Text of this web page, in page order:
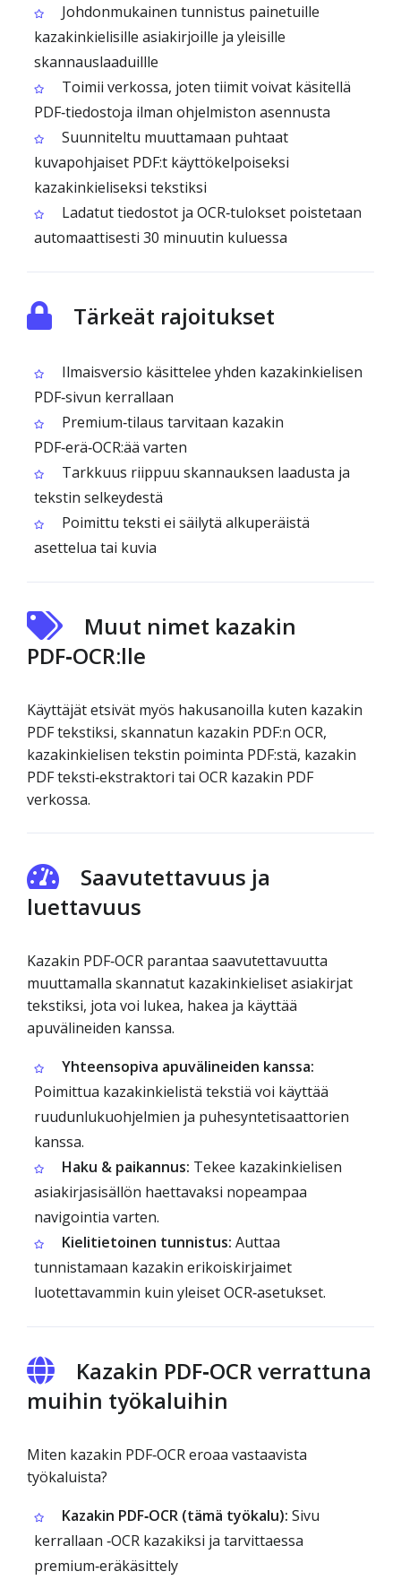
Johdonmukainen tunnistus painetuille
kazakinkielisille asiakirjoille ja yleisille
skannauslaaduillle
Toimii verkossa, joten tiimit voivat käsitellä
PDF‑tiedostoja ilman ohjelmiston asennusta
Suunniteltu muuttamaan puhtaat
kuvapohjaiset PDF:t käyttökelpoiseksi
kazakinkieliseksi tekstiksi
Ladatut tiedostot ja OCR‑tulokset poistetaan
automaattisesti 30 minuutin kuluessa
Tärkeät rajoitukset
Ilmaisversio käsittelee yhden kazakinkielisen
PDF‑sivun kerrallaan
Premium‑tilaus tarvitaan kazakin
PDF‑erä‑OCR:ää varten
Tarkkuus riippuu skannauksen laadusta ja
tekstin selkeydestä
Poimittu teksti ei säilytä alkuperäistä
asettelua tai kuvia
Muut nimet kazakin
PDF‑OCR:lle
Käyttäjät etsivät myös hakusanoilla kuten kazakin
PDF tekstiksi, skannatun kazakin PDF:n OCR,
kazakinkielisen tekstin poiminta PDF:stä, kazakin
PDF teksti‑ekstraktori tai OCR kazakin PDF
verkossa.
Saavutettavuus ja
luettavuus
Kazakin PDF‑OCR parantaa saavutettavuutta
muuttamalla skannatut kazakinkieliset asiakirjat
tekstiksi, jota voi lukea, hakea ja käyttää
apuvälineiden kanssa.
Yhteensopiva apuvälineiden kanssa:
Poimittua kazakinkielistä tekstiä voi käyttää
ruudunlukuohjelmien ja puhesyntetisaattorien
kanssa.
Haku & paikannus: Tekee kazakinkielisen
asiakirjasisällön haettavaksi nopeampaa
navigointia varten.
Kielitietoinen tunnistus: Auttaa
tunnistamaan kazakin erikoiskirjaimet
luotettavammin kuin yleiset OCR‑asetukset.
Kazakin PDF‑OCR verrattuna
muihin työkaluihin
Miten kazakin PDF‑OCR eroaa vastaavista
työkaluista?
Kazakin PDF‑OCR (tämä työkalu): Sivu
kerrallaan ‑OCR kazakiksi ja tarvittaessa
premium‑eräkäsittely